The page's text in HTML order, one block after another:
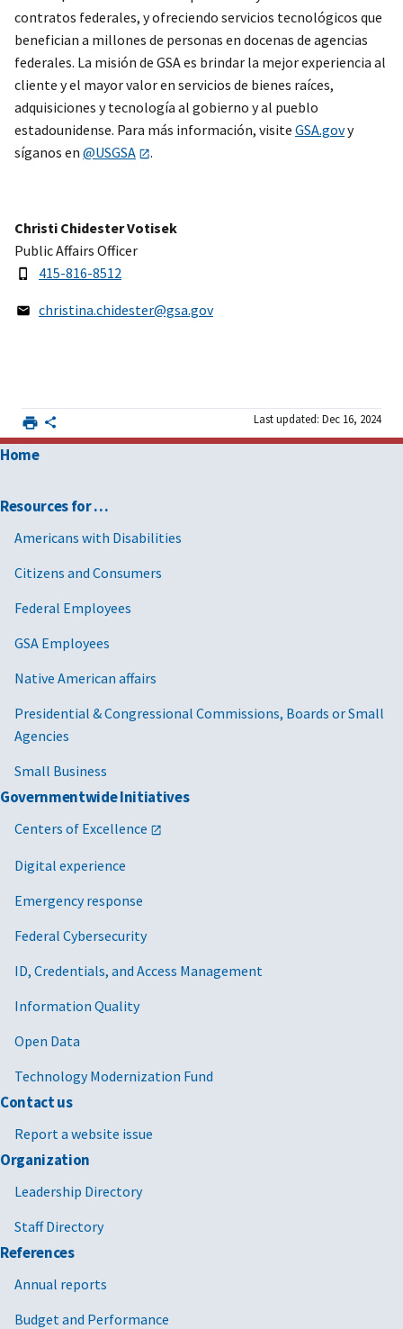
contratos federales, y ofreciendo servicios tecnológicos que
benefician a millones de personas en docenas de agencias
federales. La misión de GSA es brindar la mejor experiencia al
cliente y el mayor valor en servicios de bienes raíces,
adquisiciones y tecnología al gobierno y al pueblo
estadounidense. Para más información, visite GSA.govy
síganos en @USGSA .
Christi Chidester Votisek
Public Affairs Officer
415-816-8512
christina.chidester@gsa.gov
Last updated: Dec 16, 2024
Home
Resources for …
Americans with Disabilities
Citizens and Consumers
Federal Employees
GSA Employees
Native American affairs
Presidential & Congressional Commissions, Boards or Small
Agencies
Small Business
Governmentwide Initiatives
Centers of Excellence
Digital experience
Emergency response
Federal Cybersecurity
ID, Credentials, and Access Management
Information Quality
Open Data
Technology Modernization Fund
Contact us
Report a website issue
Organization
Leadership Directory
Staff Directory
References
Annual reports
Budget and Performance